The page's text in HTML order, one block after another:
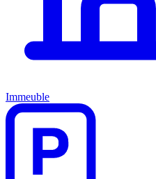
Immeuble